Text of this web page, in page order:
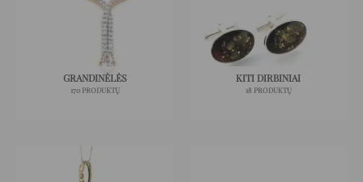
GRANDINĖLĖS
170 PRODUKTŲ
KITI DIRBINIAI
18 PRODUKTŲ